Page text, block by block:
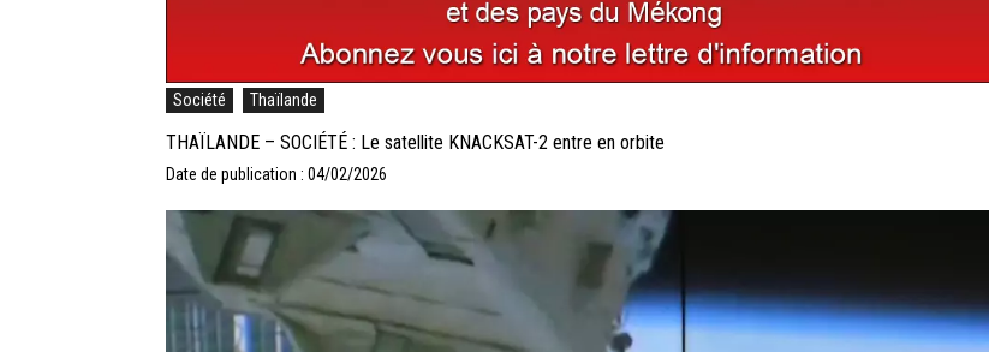
Société Thaïlande
THAÏLANDE – SOCIÉTÉ : Le satellite KNACKSAT-2 entre en orbite
Date de publication : 04/02/2026